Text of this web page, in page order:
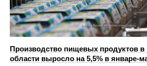
Производство пищевых продуктов в
области выросло на 5,5% в январе-